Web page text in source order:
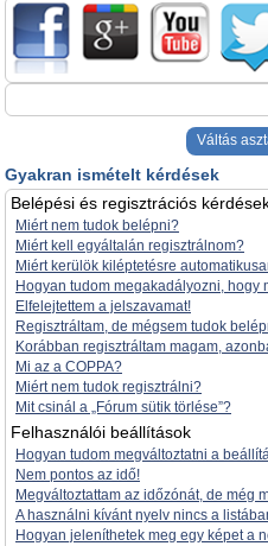
Váltás
Gyakran ismételt kérdések
Belépési és regisztrációs
Miért nem tudok belépni?
Miért kell egyáltalán regisztrálnom?
Miért kerülök kiléptetésre
Hogyan tudom megakadályozni, hogy
Elfelejtettem a jelszavamat!
Regisztráltam, de mégsem tudok
Korábban regisztráltam magam,
Mi az a COPPA?
Miért nem tudok regisztrálni?
Mit csinál a „Fórum sütik törlése”?
Felhasználói beállítások
Hogyan tudom megváltoztatni a
Nem pontos az idő!
Megváltoztattam az időzónát, de még
A használni kívánt nyelv nincs a
Hogyan jeleníthetek meg egy képet a